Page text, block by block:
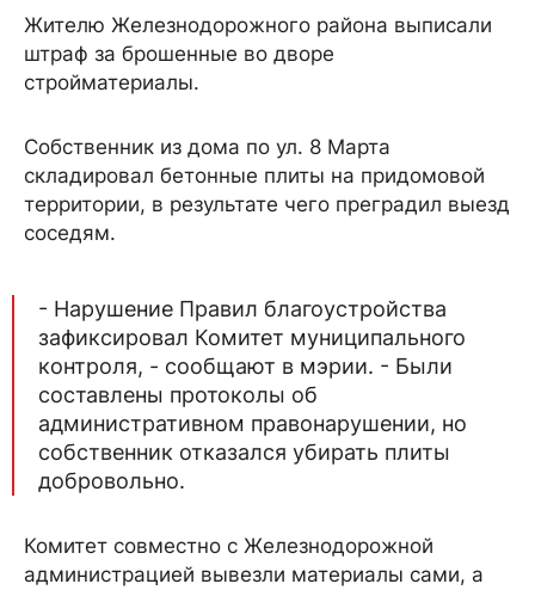
Жителю Железнодорожного района выписали
штраф за брошенные во дворе
стройматериалы.
Собственник из дома по ул. 8 Марта
складировал бетонные плиты на придомовой
территории, в результате чего преградил выезд
соседям.
- Нарушение Правил благоустройства
зафиксировал Комитет муниципального
контроля, - сообщают в мэрии. - Были
составлены протоколы об
административном правонарушении, но
собственник отказался убирать плиты
добровольно.
Комитет совместно с Железнодорожной
администрацией вывезли материалы сами, а